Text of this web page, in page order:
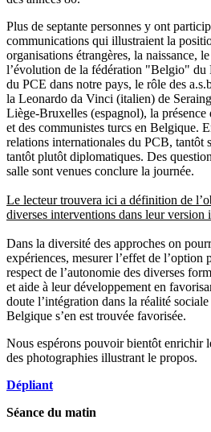
Plus de septante personnes y ont
communications qui illustraient la
organisations étrangères, la naissance,
l’évolution de la fédération "Belgio" du
du PCE dans notre pays, le rôle des
la Leonardo da Vinci (italien) de
Liège-Bruxelles (espagnol), la présence
et des communistes turcs en Belgique.
relations internationales du PCB, tantôt
tantôt plutôt diplomatiques. Des
salle sont venues conclure la journée.
Le lecteur trouvera ici a définition de
diverses interventions dans leur version
Dans la diversité des approches on
expériences, mesurer l’effet de
respect de l’autonomie des diverses
et aide à leur développement en
doute l’intégration dans la réalité
Belgique s’en est trouvée favorisée.
Nous espérons pouvoir bientôt enrichir
des photographies illustrant le propos.
Dépliant
Séance du matin